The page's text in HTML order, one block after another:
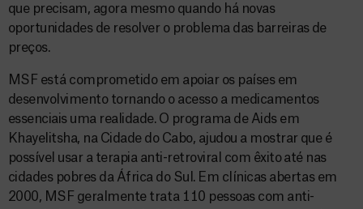
que precisam, agora mesmo quando há novas
oportunidades de resolver o problema das barreiras de
preços.
MSF está comprometido em apoiar os países em
desenvolvimento tornando o acesso a medicamentos
essenciais uma realidade. O programa de Aids em
Khayelitsha, na Cidade do Cabo, ajudou a mostrar que é
possível usar a terapia anti-retroviral com êxito até nas
cidades pobres da África do Sul. Em clínicas abertas em
2000, MSF geralmente trata 110 pessoas com anti-